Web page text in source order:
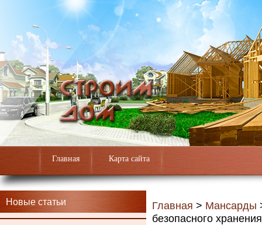
Главная Карта сайта
Новые статьи Главная > Мансарды
безопасного хранения